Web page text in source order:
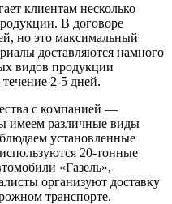
клиентам несколько
В договоре
но это максимальный
доставляются намного
видов продукции
2-5 дней.
с компанией —
имеем различные виды
установленные
20-тонные
«Газель»,
организуют доставку
транспорте.